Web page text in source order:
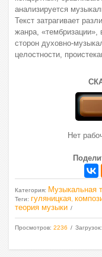
анализируется
Текст затрагивает
жанра, «тембризации»,
сторон духовно-
целостности,
Нет
Категория: Музыкальная
Теги: гуляницкая
теория музыки
Просмотров: 2236 Загрузок: